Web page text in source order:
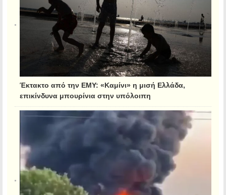
Έκτακτο από την ΕΜΥ: «Καμίνι» η μισή Ελλάδα,
επικίνδυνα μπουρίνια στην υπόλοιπη